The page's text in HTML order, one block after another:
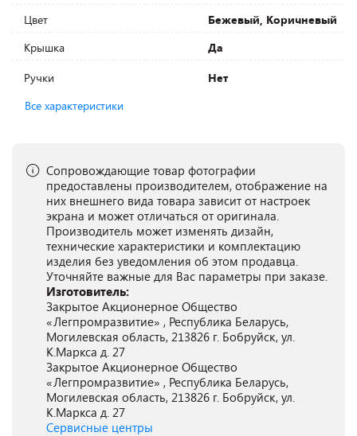
Цвет
Бежевый, Коричневый
Крышка
Да
Ручки
Нет
Все характеристики
Сопровождающие товар фотографии
предоставлены производителем, отображение на
них внешнего вида товара зависит от настроек
экрана и может отличаться от оригинала.
Производитель может изменять дизайн,
технические характеристики и комплектацию
изделия без уведомления об этом продавца.
Уточняйте важные для Вас параметры при заказе.
Изготовитель:
Закрытое Акционерное Общество
«Легпромразвитие» , Республика Беларусь,
Могилевская область, 213826 г. Бобруйск, ул.
К.Маркса д. 27
Закрытое Акционерное Общество
«Легпромразвитие» , Республика Беларусь,
Могилевская область, 213826 г. Бобруйск, ул.
К.Маркса д. 27
Сервисные центры